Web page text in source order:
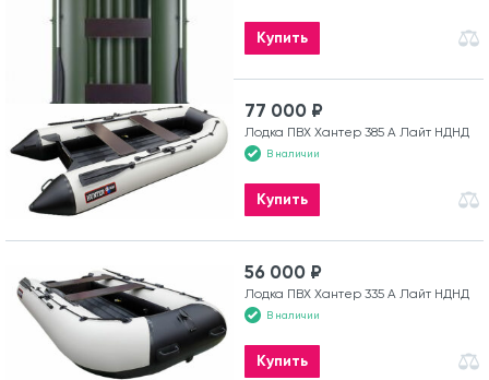
Купить
77 000 ₽
Лодка ПВХ Хантер 385 А Лайт НДНД
В наличии
Купить
56 000 ₽
Лодка ПВХ Хантер 335 А Лайт НДНД
В наличии
Купить